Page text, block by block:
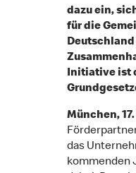
dazu ein,
für die
Initiative ist
München,
das
kommenden